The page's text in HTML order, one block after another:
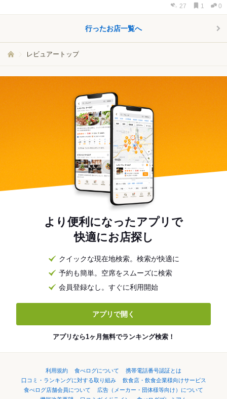
27 1 0
行ったお店一覧へ
レビュアートップ
より便利になったアプリで
快適にお店探し
クイックな現在地検索。検索が快適に
予約も簡単。空席をスムーズに検索
会員登録なし。すぐに利用開始
アプリで開く
アプリなら1ヶ月無料でランキング検索！
利用規約 食べログについて
携帯電話番号認証とは
口コミ・ランキングに対する取り組み
飲食店・飲食企業様向けサービス
食べログ店舗会員について
広告（メーカー・団体様等向け）について